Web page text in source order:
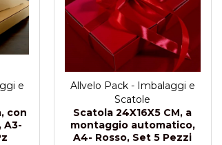
e
con
A3-
Allvelo Pack - Imbalaggi e
Scatole
Scatola 24X16X5 CM, a
montaggio automatico,
A4- Rosso, Set 5 Pezzi